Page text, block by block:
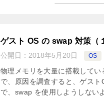
ゲスト OS の swap 対策（
公開日： 2018年5月20日 OS
物理メモリを大量に搭載して
で、原因を調査すると、ゲス
で、swap を使用しようしな